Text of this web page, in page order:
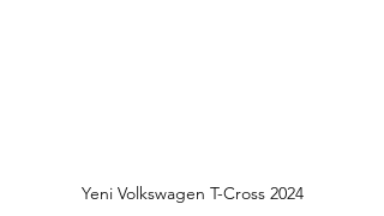
Yeni Volkswagen T-Cross 2024